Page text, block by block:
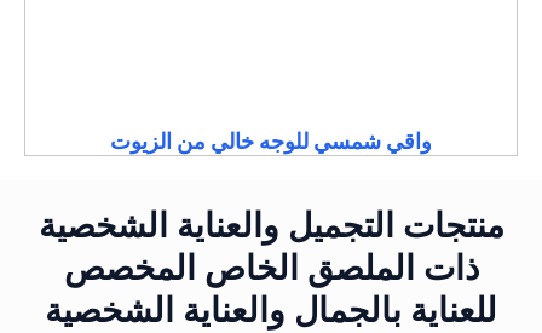
واقي شمسي للوجه خالي من الزيوت
منتجات التجميل والعناية الشخصية
ذات الملصق الخاص المخصص
للعناية بالجمال والعناية الشخصية